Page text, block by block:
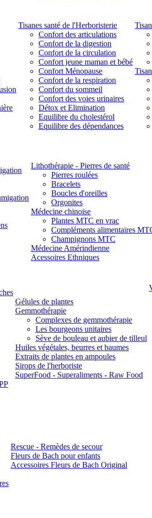
Tisanes santé de l'Herboristerie
Confort des articulations
Confort de la digestion
Confort de la circulation
Confort jeune maman et bébé
Confort Ménopause
Confort de la respiration
Confort du sommeil
Confort des voies urinaires
Détox et Elimination
Equilibre du cholestérol
Equilibre des dépendances
Lithothérapie - Pierres de santé
Pierres roulées
Bracelets
Boucles d'oreilles
Orgonites
Médecine chinoise
Plantes MTC en vrac
Compléments alimentaires
Champignons MTC
Médecine Amérindienne
Acessoires Ethniques
Gélules de plantes
Gemmothérapie
Complexes de gemmothérapie
Les bourgeons unitaires
Sève de bouleau et aubier de tilleul
Huiles végétales, beurres et baumes
Extraits de plantes en ampoules
Sirops de l'herboriste
SuperFood - Superaliments - Raw Food
Rescue - Remèdes de secour
Fleurs de Bach pour enfants
Accessoires Fleurs de Bach Original